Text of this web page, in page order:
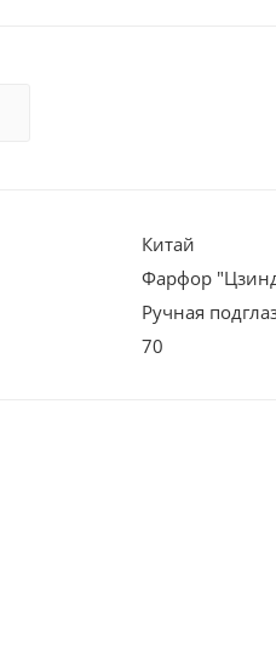
Китай
Фарфор
Ручная
70